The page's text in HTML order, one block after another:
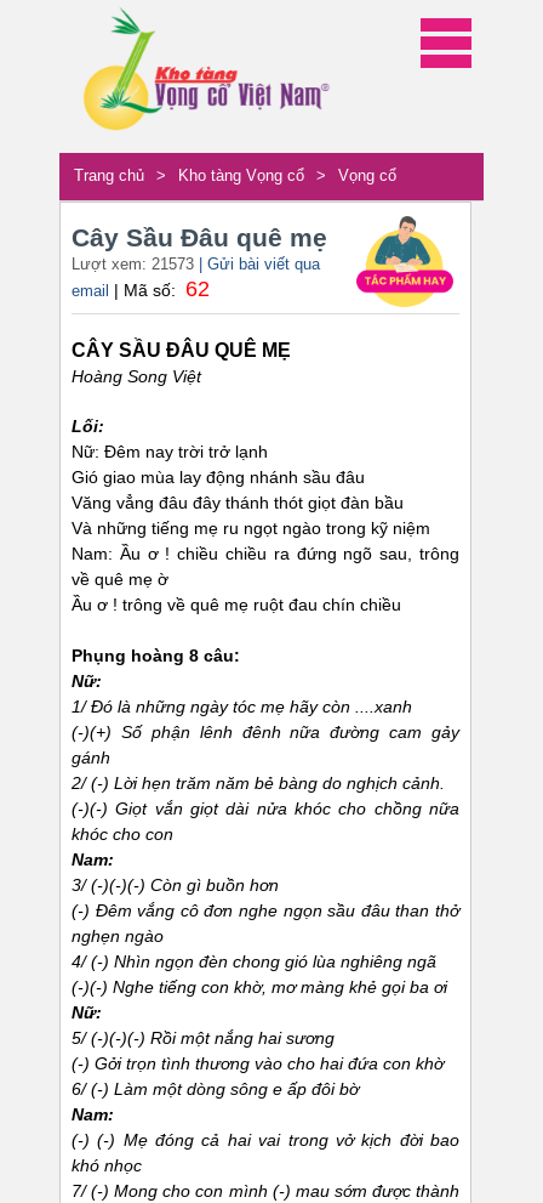
Trang chủ > Kho tàng Vọng cổ > Vọng cổ
Cây Sầu Đâu quê mẹ
Lượt xem: 21573
| Gửi bài viết qua
email | Mã số: 62
CÂY SẦU ĐÂU QUÊ MẸ
Hoàng Song Việt
Lối:
Nữ: Đêm nay trời trở lạnh
Gió giao mùa lay động nhánh sầu đâu
Văng vẳng đâu đây thánh thót giọt đàn bầu
Và những tiếng mẹ ru ngọt ngào trong kỹ niệm
Nam: Ầu ơ ! chiều chiều ra đứng ngõ sau, trông
về quê mẹ ờ
Ầu ơ ! trông về quê mẹ ruột đau chín chiều
Phụng hoàng 8 câu:
Nữ:
1/ Đó là những ngày tóc mẹ hãy còn ....xanh
(-)(+) Số phận lênh đênh nữa đường cam gảy
gánh
2/ (-) Lời hẹn trăm năm bẻ bàng do nghịch cảnh.
(-)(-) Giọt vắn giọt dài nửa khóc cho chồng nữa
khóc cho con
Nam:
3/ (-)(-)(-) Còn gì buồn hơn
(-) Đêm vắng cô đơn nghe ngọn sầu đâu than thở
nghẹn ngào
4/ (-) Nhìn ngọn đèn chong gió lùa nghiêng ngã
(-)(-) Nghe tiếng con khờ, mơ màng khẻ gọi ba ơi
Nữ:
5/ (-)(-)(-) Rồi một nắng hai sương
(-) Gởi trọn tình thương vào cho hai đứa con khờ
6/ (-) Làm một dòng sông e ấp đôi bờ
Nam:
(-) (-) Mẹ đóng cả hai vai trong vở kịch đời bao
khó nhọc
7/ (-) Mong cho con mình (-) mau sớm được thành